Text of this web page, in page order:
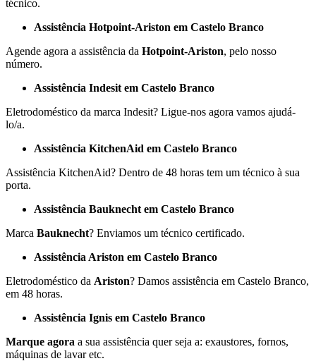
técnico.
Assistência Hotpoint-Ariston em Castelo Branco
Agende agora a assistência da Hotpoint-Ariston, pelo nosso
número.
Assistência Indesit em Castelo Branco
Eletrodoméstico da marca Indesit? Ligue-nos agora vamos ajudá-
lo/a.
Assistência KitchenAid em Castelo Branco
Assistência KitchenAid? Dentro de 48 horas tem um técnico à sua
porta.
Assistência Bauknecht em Castelo Branco
Marca Bauknecht? Enviamos um técnico certificado.
Assistência Ariston em Castelo Branco
Eletrodoméstico da Ariston? Damos assistência em Castelo Branco,
em 48 horas.
Assistência Ignis em Castelo Branco
Marque agora a sua assistência quer seja a: exaustores, fornos,
máquinas de lavar etc.